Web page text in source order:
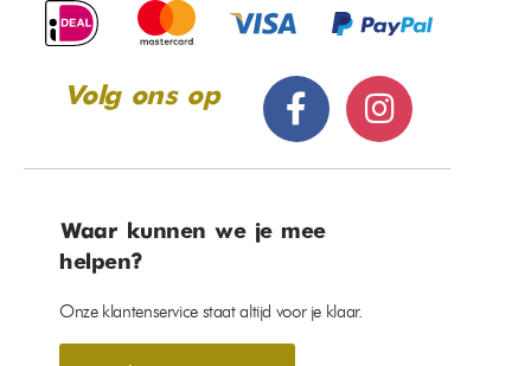
Volg ons op
Waar kunnen we je mee
helpen?
Onze klantenservice staat altijd voor je klaar.